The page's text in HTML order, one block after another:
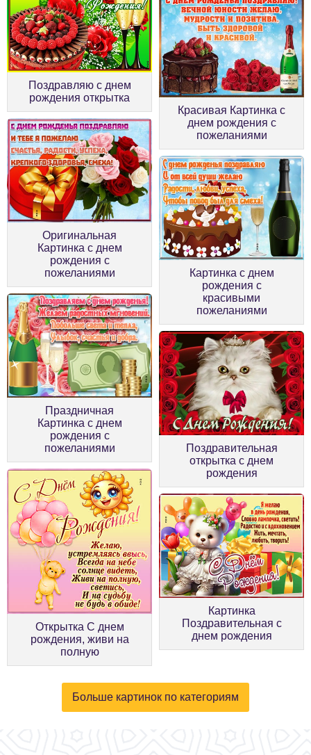
Поздравляю с днем
рождения открытка
Красивая Картинка с
днем рождения с
пожеланиями
Оригинальная
Картинка с днем
рождения с
пожеланиями
Картинка с днем
рождения с
красивыми
пожеланиями
Праздничная
Картинка с днем
рождения с
пожеланиями
Поздравительная
открытка с днем
рождения
Открытка С днем
рождения, живи на
полную
Картинка
Поздравительная с
днем рождения
Больше картинок по категориям